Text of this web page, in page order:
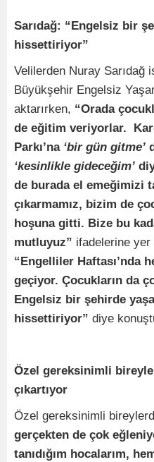
Sarıdağ: “Engelsiz bir
hissettiriyor”
Velilerden Nuray Sarıdağ
Büyükşehir Engelsiz
aktarırken, “Orada
de eğitim veriyorlar.
Parkı’na ‘bir gün gitme’
‘kesinlikle gideceğim’
de burada el emeğimizi
çıkarmamız, bizim de
hoşuna gitti. Bize bu
mutluyuz” ifadelerine yer
“Engelliler Haftası’nda
geçiyor. Çocukların da
Engelsiz bir şehirde
hissettiriyor” diye
Özel gereksinimli
çıkartıyor
Özel gereksinimli
gerçekten de çok
tanıdığım hocalarım,